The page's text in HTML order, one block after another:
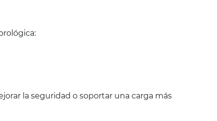
la seguridad o soportar una carga más